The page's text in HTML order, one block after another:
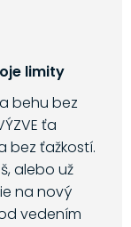
limity
behu bez
ťa
bez ťažkostí.
alebo už
na nový
vedením